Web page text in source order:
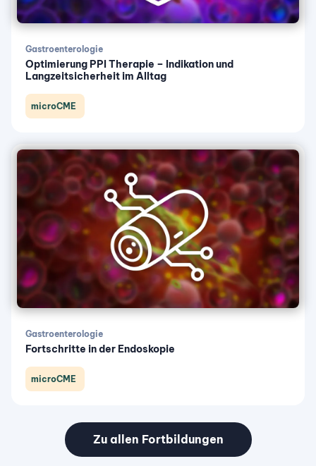
Gastroenterologie
Optimierung PPI Therapie – Indikation und
Langzeitsicherheit im Alltag
microCME
Gastroenterologie
Fortschritte in der Endoskopie
microCME
Zu allen Fortbildungen